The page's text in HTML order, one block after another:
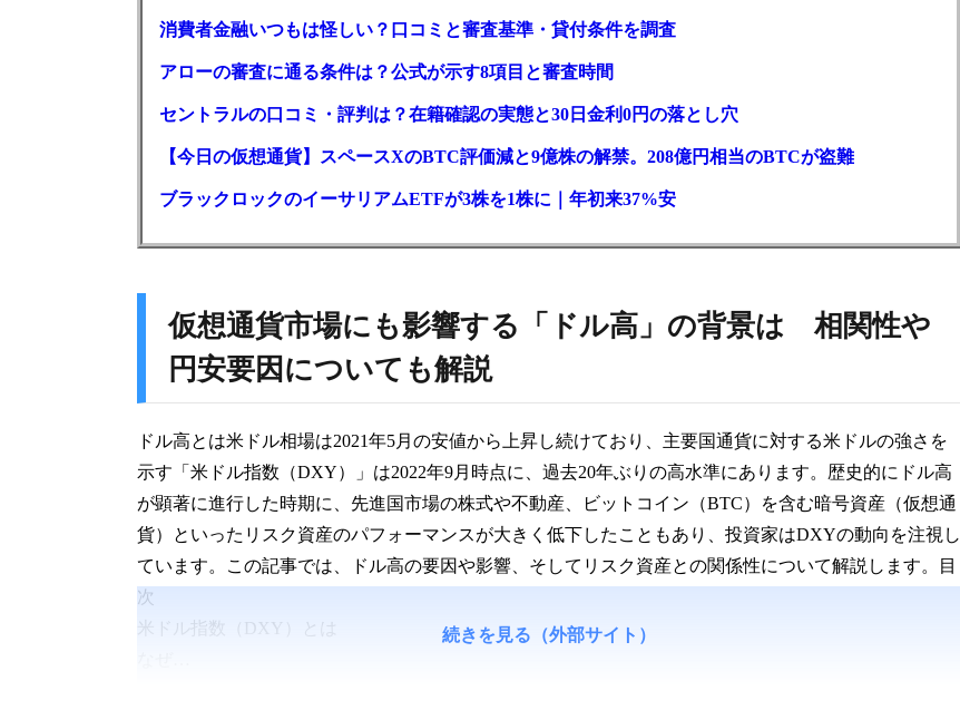
消費者金融いつもは怪しい？口コミと審査基準・貸付条件を調査
アローの審査に通る条件は？公式が示す8項目と審査時間
セントラルの口コミ・評判は？在籍確認の実態と30日金利0円の落とし穴
【今日の仮想通貨】スペースXのBTC評価減と9億株の解禁。208億円相当のBTCが盗難
ブラックロックのイーサリアムETFが3株を1株に｜年初来37%安
仮想通貨市場にも影響する「ドル高」の背景は 相関性や
円安要因についても解説
ドル高とは米ドル相場は2021年5月の安値から上昇し続けており、主要国通貨に対する米ドルの強さを
示す「米ドル指数（DXY）」は2022年9月時点に、過去20年ぶりの高水準にあります。歴史的にドル高
が顕著に進行した時期に、先進国市場の株式や不動産、ビットコイン（BTC）を含む暗号資産（仮想通
貨）といったリスク資産のパフォーマンスが大きく低下したこともあり、投資家はDXYの動向を注視し
ています。この記事では、ドル高の要因や影響、そしてリスク資産との関係性について解説します。目
次
米ドル指数（DXY）とは
続きを見る（外部サイト）